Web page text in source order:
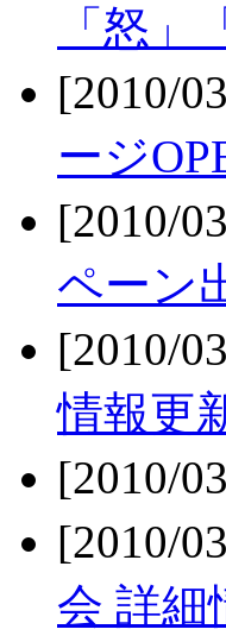
「怒
[2010/
ージ
[2010/
ペーン
[2010/
情報更
[2010/
[2010/
会 詳細